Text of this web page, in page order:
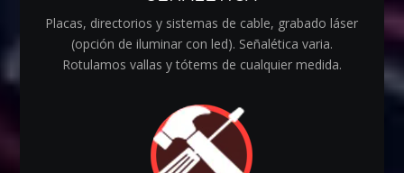
Placas, directorios y sistemas de cable, grabado láser
(opción de iluminar con led). Señalética varia.
Rotulamos vallas y tótems de cualquier medida.